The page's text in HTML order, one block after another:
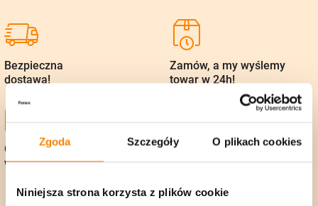
Zgoda Szczegóły O plikach cookies
Niniejsza strona korzysta z plików cookie
Bezpieczna
dostawa!
Zamów, a my wyślemy
towar w 24h!
Gwarancja zwrotu
w 14 dni
Polska firma, 25 lat